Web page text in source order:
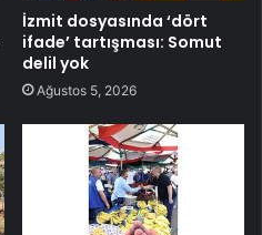
İzmit dosyasında ‘dört
ifade’ tartışması: Somut
delil yok
Ağustos 5, 2026